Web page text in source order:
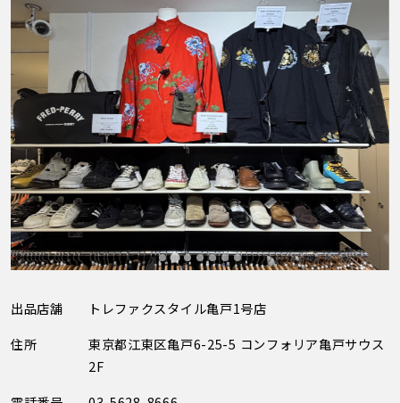
出品店舗
トレファクスタイル亀戸1号店
住所
東京都江東区亀戸6-25-5 コンフォリア亀戸サウス
2F